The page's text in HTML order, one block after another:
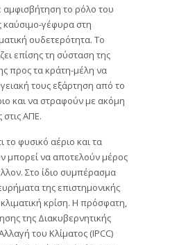
αμφισβήτηση το ρόλο του
καύσιμο-γέφυρα στη
ουδετερότητα. Το
επίσης τη σύσταση της
προς τα κράτη-μέλη να
τους εξάρτηση από το
και να στραφούν με ακόμη
στις ΑΠΕ.
το φυσικό αέριο και τα
μπορεί να αποτελούν μέρος
Στο ίδιο συμπέρασμα
της επιστημονικής
κρίση. Η πρόσφατη,
της Διακυβερνητικής
του Κλίματος (IPCC)